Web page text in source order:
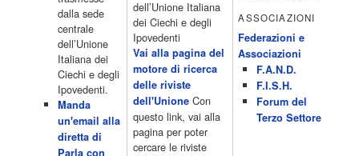
Una scuola di paura 16:30 […]
Acor3.it
programmiTv - CANALE 5 4 Dicembre 2022
Programmi 2/3 06.00 TG5/Traffico/Meteo/Borse e monete 08.00
TG5 Mattina 08.40 Mattino Cinque(TG5-Ore 10) 11.00 Forum
13.00 2/3 13.00 TG5 13.40 Beautiful 14.10 Centovetrine 14.45
Uomini e donne 16.15 2/3 16.15 Amici 16.55 Pomeriggio
cinque(All'interno: TG5-5 minuti 17.55) 18.50 Chi vuol essere
milionario 20.00 2/3 20.00 TG5 20.30 Striscia la notizia 21.10
Telefilm:Amiche mie 23.30 2/3 […]
dalla sede
centrale
dell’Unione
Italiana dei
Ciechi e degli
Ipovedenti.
Manda
un'email alla
diretta di
Parla con
dell’Unione Italiana
dei Ciechi e degli
Ipovedenti
Vai alla pagina del
motore di ricerca
delle riviste
dell'UnioneCon
questo link, vai alla
pagina per poter
cercare le riviste
ASSOCIAZIONI
Federazioni e
Associazioni
F.A.N.D.
F.I.S.H.
Forum del
Terzo Settore